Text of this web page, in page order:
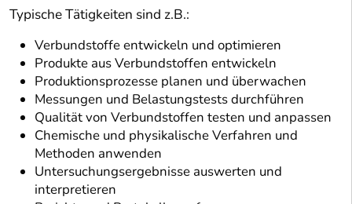
Typische Tätigkeiten sind z.B.:
Verbundstoffe entwickeln und optimieren
Produkte aus Verbundstoffen entwickeln
Produktionsprozesse planen und überwachen
Messungen und Belastungstests durchführen
Qualität von Verbundstoffen testen und anpassen
Chemische und physikalische Verfahren und
Methoden anwenden
Untersuchungsergebnisse auswerten und
interpretieren